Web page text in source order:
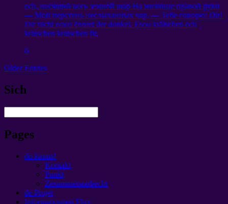
ech, носящий весь земной шар На мизинце правой руки
— Мой перстень неслыханных чар, — Тебе говорю: Dir!
Dir riicht eraus ënnert der donkel. Esou kräischen ech
kräischen kräischen fir,
6
Older Entries
Sich
Pages
du kanns!
Kontakt
Punkt
Zesummenaarbecht
de Projet
Informatiounen Flux